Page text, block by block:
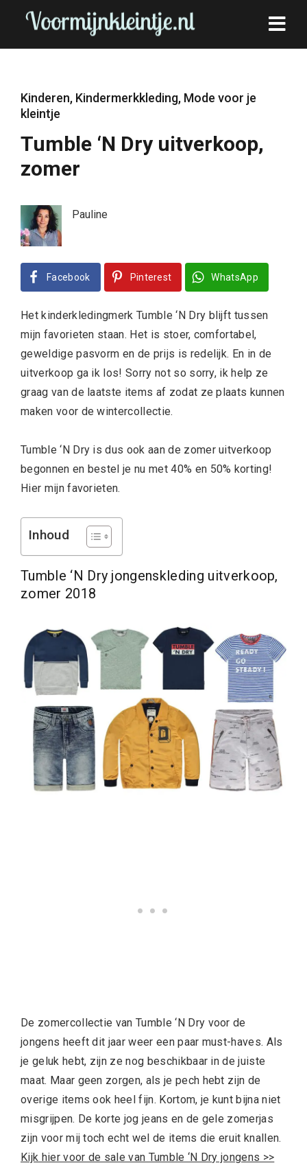
Kinderen, Kindermerkkleding, Mode voor je
kleintje
Tumble ‘N Dry uitverkoop,
zomer
Pauline
Facebook Pinterest WhatsApp
Het kinderkledingmerk Tumble ‘N Dry blijft tussen
mijn favorieten staan. Het is stoer, comfortabel,
geweldige pasvorm en de prijs is redelijk. En in de
uitverkoop ga ik los! Sorry not so sorry, ik help ze
graag van de laatste items af zodat ze plaats kunnen
maken voor de wintercollectie.
Tumble ‘N Dry is dus ook aan de zomer uitverkoop
begonnen en bestel je nu met 40% en 50% korting!
Hier mijn favorieten.
Inhoud
Tumble ‘N Dry jongenskleding uitverkoop,
zomer 2018
De zomercollectie van Tumble ‘N Dry voor de
jongens heeft dit jaar weer een paar must-haves. Als
je geluk hebt, zijn ze nog beschikbaar in de juiste
maat. Maar geen zorgen, als je pech hebt zijn de
overige items ook heel fijn. Kortom, je kunt bijna niet
misgrijpen. De korte jog jeans en de gele zomerjas
zijn voor mij toch echt wel de items die eruit knallen.
Kijk hier voor de sale van Tumble ‘N Dry jongens >>